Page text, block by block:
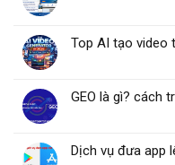
Top AI tạo video
GEO là gì? cách
Dịch vụ đưa app